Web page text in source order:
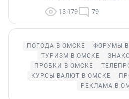
13 179 79
ПОГОДА В ОМСКЕ ФОРУМЫ
ТУРИЗМ В ОМСКЕ
ПРОБКИ В ОМСКЕ
КУРСЫ ВАЛЮТ В ОМСКЕ
РЕКЛАМА В